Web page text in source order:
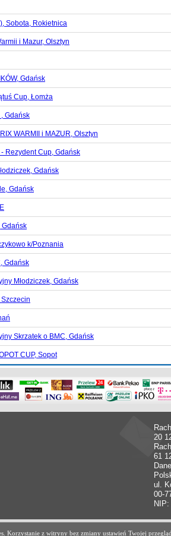
Sobota, Rokietnica
i Mazur, Olsztyn
Gdańsk
Cup, Łomża
Gdańsk
WARMII i MAZUR, Olsztyn
Rezydent Cup, Gdańsk
Gdańsk
Gdańsk
Gdańsk
k/Poznania
Gdańsk
Młodziczek, Gdańsk
Skrzatek o BMC, Gdańsk
CUP, Sopot
20
61
ul.
00-
NIP:
Korzystanie z witryny bez zmiany ustawień Twojej